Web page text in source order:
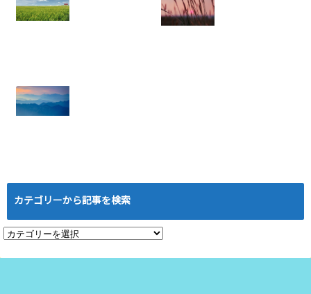
のための実践ノウ
ハウ
と権利収入の可能
性
2025.07.21
トワークビジネス
成功の本当の道の
り
2025.07.16
カテゴリーから記事を検索
カ